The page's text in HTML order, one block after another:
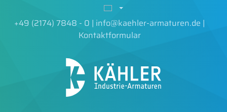
+49 (2174) 7848 - 0 | info@kaehler-armaturen.de |
Kontaktformular